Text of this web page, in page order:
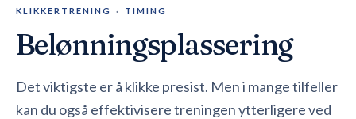
Butikk
KLIKKERTRENING · TIMING
Belønningsplassering
Det viktigste er å klikke presist. Men i mange tilfeller
kan du også effektivisere treningen ytterligere ved